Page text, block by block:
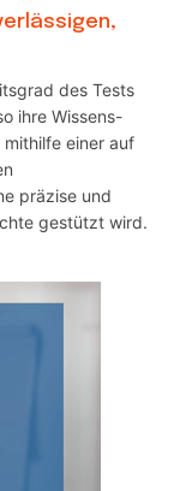
des Tests
ihre Wissens-
einer auf
präzise und
gestützt wird.